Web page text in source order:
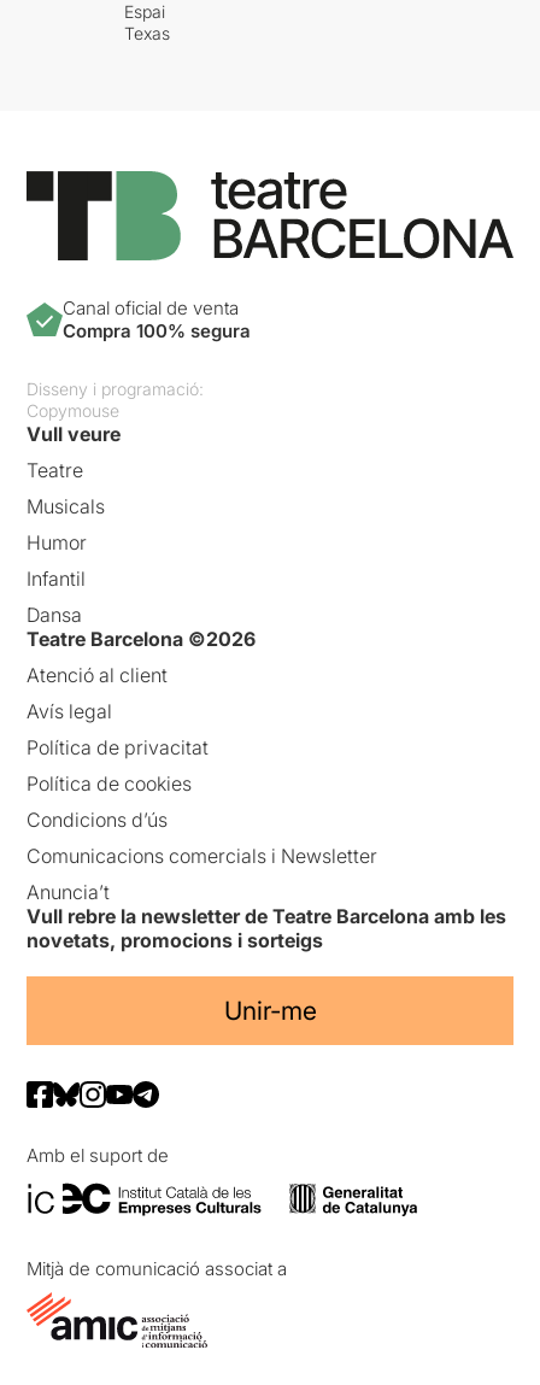
Espai
Texas
Canal oficial de venta
Compra 100% segura
Disseny i programació:
Copymouse
Vull veure
Teatre
Musicals
Humor
Infantil
Dansa
Teatre Barcelona ©2026
Atenció al client
Avís legal
Política de privacitat
Política de cookies
Condicions d’ús
Comunicacions comercials i Newsletter
Anuncia’t
Vull rebre la newsletter de Teatre Barcelona amb les
novetats, promocions i sorteigs
Unir-me
Amb el suport de
Mitjà de comunicació associat a